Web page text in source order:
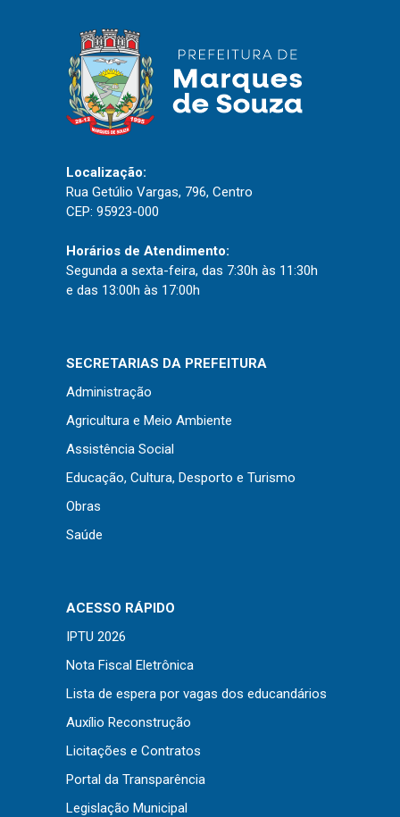
Ouvidoria
Portal do Cidadão
Portal do Servidor
Publicações
Diário Oficial (Até 30/04)
Recursos Humanos
Concursos
Instruções Normativas
Licitações
Dispensas e Inexigibilidades
Chamamentos Públicos
Leis, Decretos e Portarias
Transparência
Portal da Transparência
Radar da Transparência
Cespro
Localização:
Rua Getúlio Vargas, 796, Centro
CEP: 95923-000
Horários de Atendimento:
Segunda a sexta-feira, das 7:30h às 11:30h
e das 13:00h às 17:00h
SECRETARIAS DA PREFEITURA
Administração
Agricultura e Meio Ambiente
Assistência Social
Educação, Cultura, Desporto e Turismo
Obras
Saúde
ACESSO RÁPIDO
IPTU 2026
Nota Fiscal Eletrônica
Lista de espera por vagas dos educandários
Auxílio Reconstrução
Licitações e Contratos
Portal da Transparência
Legislação Municipal